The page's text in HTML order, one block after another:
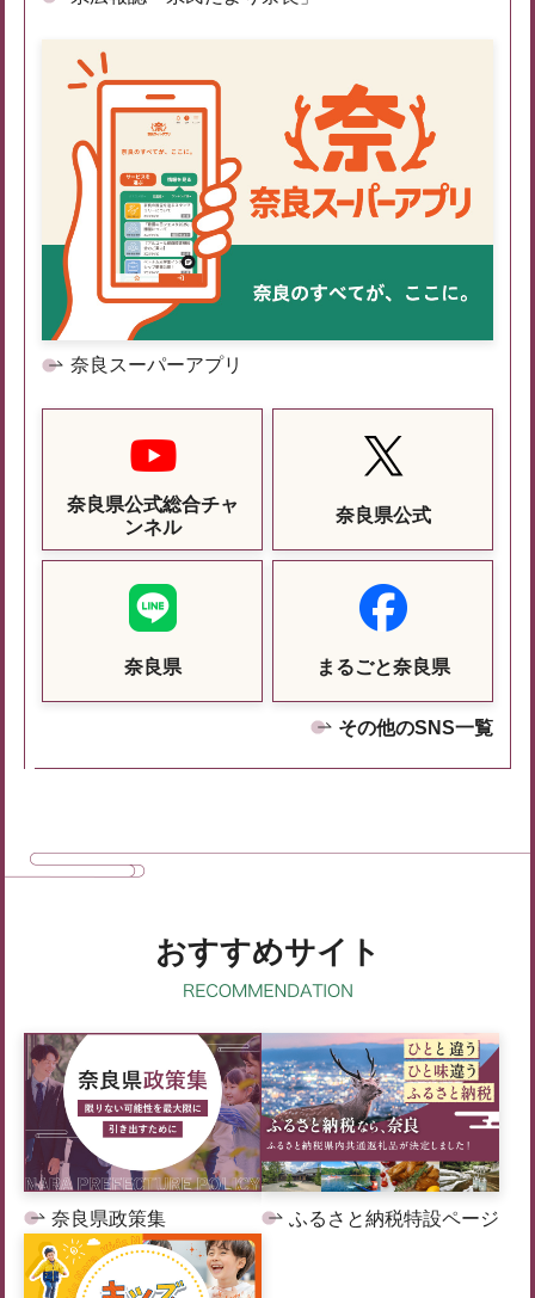
奈良スーパーアプリ
奈良県公式総合チャ
ンネル
奈良県公式
奈良県 まるごと奈良県
その他のSNS一覧
おすすめサイト
奈良県政策集 ふるさと納税特設ページ